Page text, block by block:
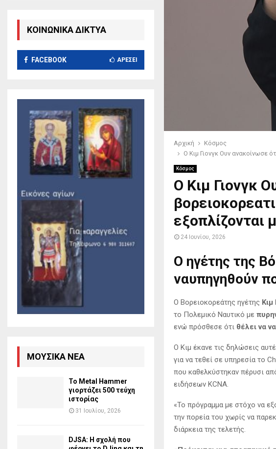
Αρχική
Κόσμος
Ο Κιμ Γιονγκ Ουν ανακοίνωσε
Κόσμος
Ο Κιμ Γιονγκ
εξοπλίζονται
24 Ιουνίου, 2026
Ο ηγέτης της
ναυπηγηθούν
Ο Βορειοκορεάτης ηγέτης Κιμ
το Πολεμικό Ναυτικό με
ενώ πρόσθεσε ότι θέλει να
Ο Κιμ έκανε τις δηλώσεις
για να τεθεί σε υπηρεσία το
που καθελκύστηκαν πέρυσι
ειδήσεων KCNA.
«Το πρόγραμμα με στόχο να
την πορεία του χωρίς να
διάρκεια της τελετής.
ΚΟΙΝΩΝΙΚΑ ΔΙΚΤΥΑ
FACEBOOK ΑΡΈΣΕΙ
ΜΟΥΣΙΚΆ ΝΈΑ
Το Metal Hammer
γιορτάζει 500 τεύχη
ιστορίας
31 Ιουλίου, 2026
DJSA: Η σχολή που